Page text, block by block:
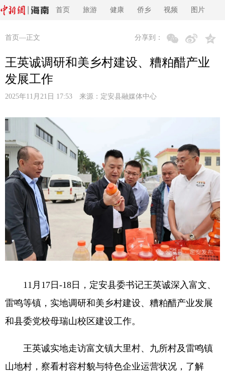
首页 旅游 健康 侨乡 视频 图片
首页 —正文 分享到：
王英诚调研和美乡村建设、糟粕醋产业
发展工作
2025年11月21日 17:53 来源： 定安县融媒体中心
11月17日-18日，定安县委书记王英诚深入富文、
雷鸣等镇，实地调研和美乡村建设、糟粕醋产业发展
和县委党校母瑞山校区建设工作。
王英诚实地走访富文镇大里村、九所村及雷鸣镇
山地村，察看村容村貌与特色企业运营状况，了解